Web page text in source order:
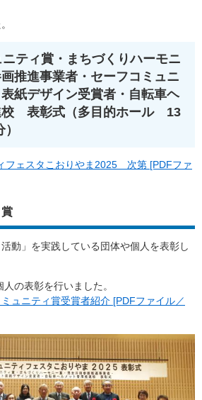
ティ賞・まちづくりハーモニ
推進事業者・セーフコミュニ
紙デザイン受賞者・自転車ヘ
校 表彰式（多目的ホール 13
フェスタこおりやま2025 次第 [PDFファ
活動」を実践している団体や個人を表彰し
の表彰を行いました。
ュニティ賞受賞者紹介 [PDFファイル／